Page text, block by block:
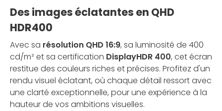
Des images éclatantes en QHD
HDR400
Avec sa résolution QHD 16:9, sa luminosité de 400
cd/m² et sa certification DisplayHDR 400, cet écran
restitue des couleurs riches et précises. Profitez d'un
rendu visuel éclatant, où chaque détail ressort avec
une clarté exceptionnelle, pour une expérience à la
hauteur de vos ambitions visuelles.